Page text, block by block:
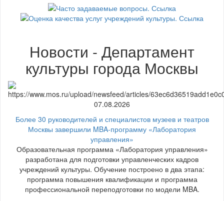
Новости - Департамент
культуры города Москвы
07.08.2026
Более 30 руководителей и специалистов музеев и театров
Москвы завершили MBA-программу «Лаборатория
управления»
Образовательная программа «Лаборатория управления»
разработана для подготовки управленческих кадров
учреждений культуры. Обучение построено в два этапа:
программа повышения квалификации и программа
профессиональной переподготовки по модели MBA.